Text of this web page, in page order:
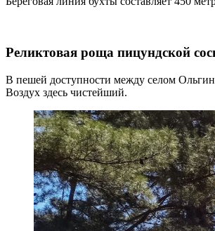
Реликтовая роща пицундской
В пешей доступности между селом
Воздух здесь чистейший.